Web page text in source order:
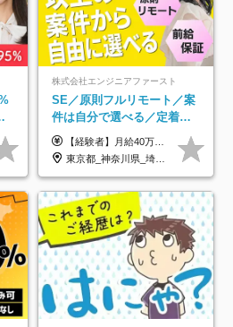
株式会社エンジニアファースト
SE／原則フルリモート／案
件は自分で選べる／定着率
93%／20～30代活躍中！
【経験者】月給40万円～120万円(固定残業代含む)+各種手当 ★前職給与の総収入額を100％保証｜還元率84％〜100％ ★20代の平均年収570万円 ※月給には、みなし残業手当(月30時間／5万8000円以上)を含みます 超過分は別途追加支給 ※固定残業代は、時間外労働の有無に関わらず30時間分を、月5万8000円~15万7000円支給 ※上記を超える時間外労働分は追加で支給 【未経験者】月給21万円以上＋各種手当 固定残業なし(残業代発生分全額支給) ※6ヶ月の試用期間あり（※条件に変動なし） ▼単価連動性×還元率は84％～100％で収入の大幅UPが可能！ ・案件単価が月50万円の場合：年収417万円 ・案件単価が月70万円の場合：年収584万円 ・案件単価が月100万円の場合：年収834万円 ＜モデル年収＞ ▼400万円～500万円(入社初年度) ▼542万円～626万円(入社2年) ▼667万円～700万円(入社3年） ▼709万円～801万円(入社5年）
東京都_神奈川県_埼玉県_千葉県_大阪府_愛知県_北海道_青森県_岩手県_宮城県_秋田県_山形県_福島県_茨城県_栃木県_群馬県_新潟県_山梨県_長野県_富山県_石川県_福井県_静岡県_岐阜県_三重県_兵庫県_京都府_滋賀県_奈良県_和歌山県_広島県_岡山県_鳥取県_島根県_山口県_徳島県_香川県_愛媛県_高知県_福岡県_熊本県_佐賀県_長崎県_大分県_宮崎県_鹿児島県_沖縄県